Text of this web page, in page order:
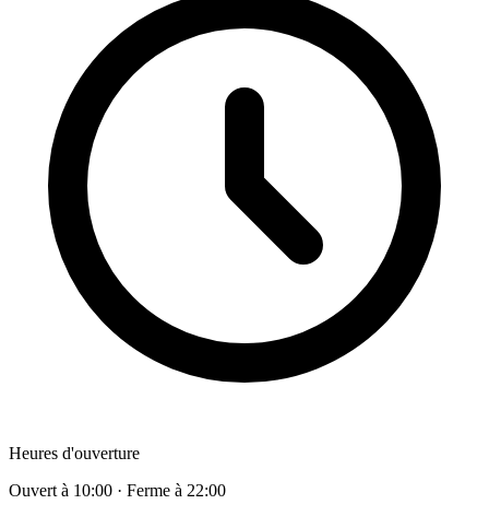
Heures d'ouverture
Ouvert à 10:00 · Ferme à 22:00